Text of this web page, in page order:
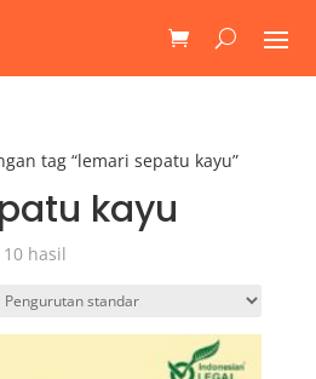
tag “lemari sepatu kayu”
kayu
hasil